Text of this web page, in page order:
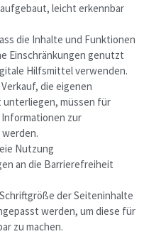
leicht erkennbar
die Inhalte und Funktionen
Einschränkungen genutzt
Hilfsmittel verwenden.
die eigenen
müssen für
zur
Nutzung
an die Barrierefreiheit
der Seiteninhalte
werden, um diese für
zu machen.